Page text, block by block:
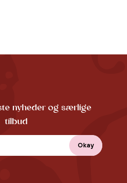
nyheder og særlige
tilbud